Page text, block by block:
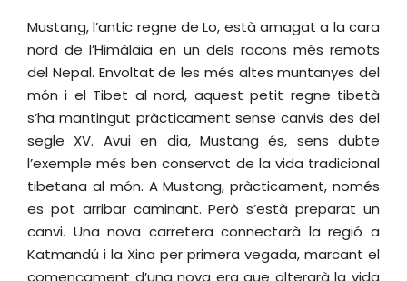
Mustang, l’antic regne de Lo, està amagat a la cara
nord de l’Himàlaia en un dels racons més remots
del Nepal. Envoltat de les més altes muntanyes del
món i el Tibet al nord, aquest petit regne tibetà
s’ha mantingut pràcticament sense canvis des del
segle XV. Avui en dia, Mustang és, sens dubte
l’exemple més ben conservat de la vida tradicional
tibetana al món. A Mustang, pràcticament, només
es pot arribar caminant. Però s’està preparat un
canvi. Una nova carretera connectarà la regió a
Katmandú i la Xina per primera vegada, marcant el
començament d’una nova era que alterarà la vida